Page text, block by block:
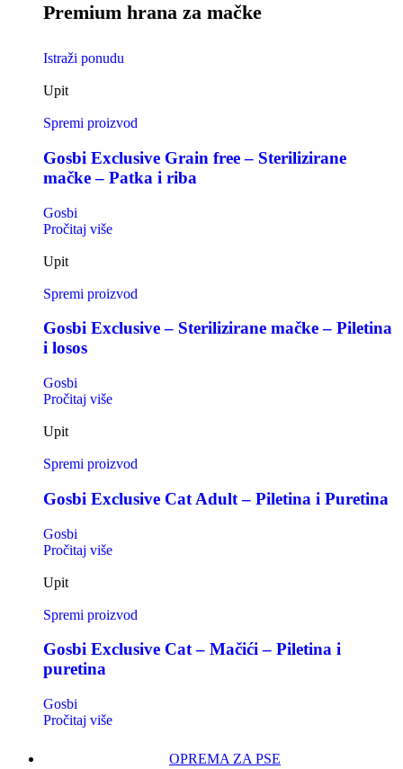
Premium hrana za mačke
Istraži ponudu
Upit
Spremi proizvod
Gosbi Exclusive Grain free – Sterilizirane
mačke – Patka i riba
Gosbi
Pročitaj više
Upit
Spremi proizvod
Gosbi Exclusive – Sterilizirane mačke – Piletina
i losos
Gosbi
Pročitaj više
Upit
Spremi proizvod
Gosbi Exclusive Cat Adult – Piletina i Puretina
Gosbi
Pročitaj više
Upit
Spremi proizvod
Gosbi Exclusive Cat – Mačići – Piletina i
puretina
Gosbi
Pročitaj više
OPREMA ZA PSE